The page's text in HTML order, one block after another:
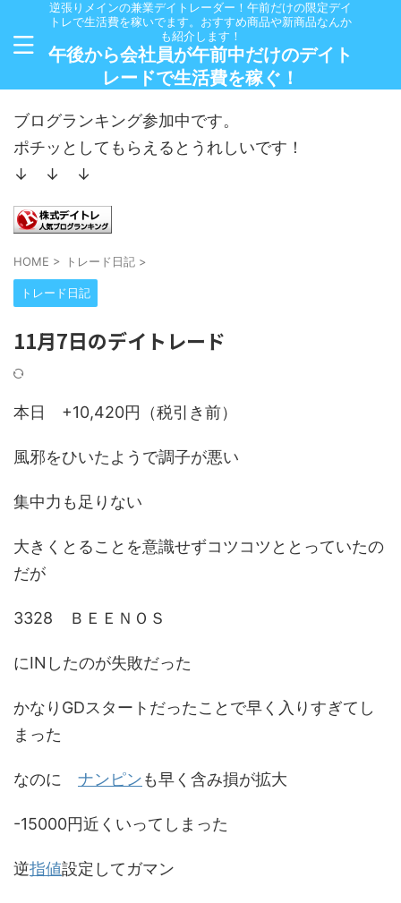
逆張りメインの兼業デイトレーダー！午前だけの限定デイ
トレで生活費を稼いでます。おすすめ商品や新商品なんか
も紹介します！
午後から会社員が午前中だけのデイト
レードで生活費を稼ぐ！
ブログランキング参加中です。
ポチッとしてもらえるとうれしいです！
↓ ↓ ↓
HOME > トレード日記 >
トレード日記
11月7日のデイトレード
本日 +10,420円（税引き前）
風邪をひいたようで調子が悪い
集中力も足りない
大きくとることを意識せずコツコツととっていたの
だが
3328 ＢＥＥＮＯＳ
にINしたのが失敗だった
かなりGDスタートだったことで早く入りすぎてし
まった
なのに ナンピンも早く含み損が拡大
-15000円近くいってしまった
逆指値設定してガマン